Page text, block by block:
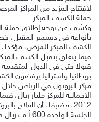
لافتتاح المزيد من المراكز
حملة للكشف المبكر
وكشف عن توجه إطلاق حملة
بأنواعه في ديسمبر المقبل،
الكشف المبكر للمرض،
فيما يتعلق بتقبل الكشف
بريطانيا واستراليا يرفضون
مركز البروتون في الرياض
الاجمالية للمركز مليار ريال،
2012، مضيفا، أن العلاج
الجلسة